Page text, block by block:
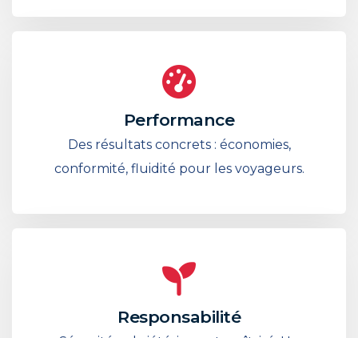
Performance
Des résultats concrets : économies,
conformité, fluidité pour les voyageurs.
Responsabilité